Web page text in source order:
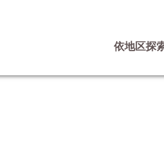
依地区探